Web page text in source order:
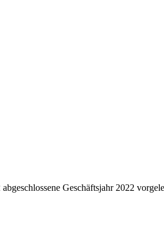
Geschäftsjahr 2022